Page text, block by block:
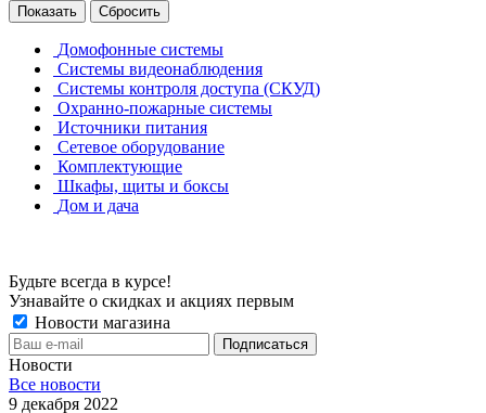
Сбросить
Домофонные системы
Системы видеонаблюдения
Системы контроля доступа (СКУД)
Охранно-пожарные системы
Источники питания
Сетевое оборудование
Комплектующие
Шкафы, щиты и боксы
Дом и дача
Будьте всегда в курсе!
Узнавайте о скидках и акциях первым
Новости магазина
Новости
Все новости
9 декабря 2022